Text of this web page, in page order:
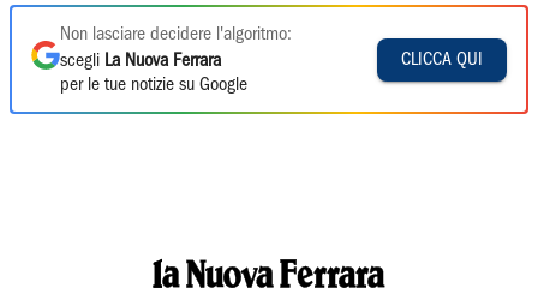
Non lasciare decidere l'algoritmo:
scegli La Nuova Ferrara
per le tue notizie su Google
CLICCA QUI